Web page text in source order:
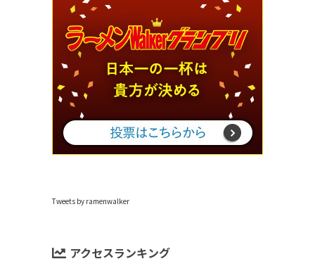
Tweets by ramenwalker
アクセスランキング